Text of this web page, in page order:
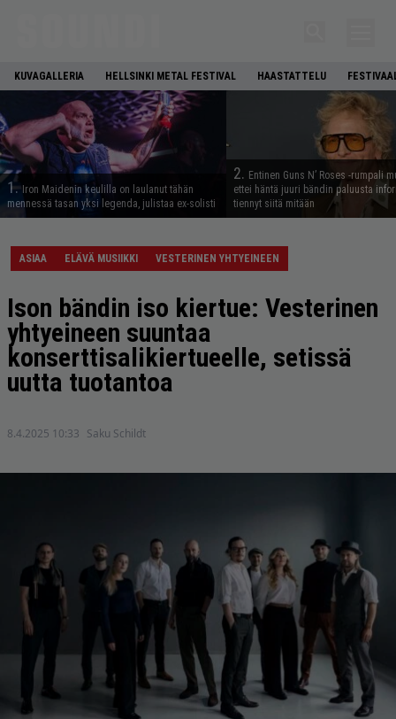
KUVAGALLERIA HELLSINKI METAL FESTIVAL HAASTATTELU
1. Iron Maidenin keulilla on laulanut tähän
mennessä tasan yksi legenda, julistaa ex-solisti
2. Entinen Guns N’ Roses -rumpali
ettei häntä juuri bändin paluusta
tiennyt siitä mitään
ASIAA ELÄVÄ MUSIIKKI VESTERINEN YHTYEINEEN
Ison bändin iso kiertue: Vesterinen
yhtyeineen suuntaa
konserttisalikiertueelle, setissä
uutta tuotantoa
8.4.2025 10:33 Saku Schildt